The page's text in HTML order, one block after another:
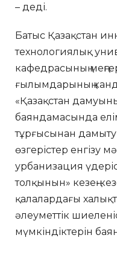
– деді.
Батыс Қазақстан
технологиялық
кафедрасының
ғылымдарының
«Қазақстан дамуының
баяндамасында
тұрғысынан дамыту
өзгерістер енгізу
урбанизация
толқынын» кезең-
қалалардағы
әлеуметтік
мүмкіндіктерін